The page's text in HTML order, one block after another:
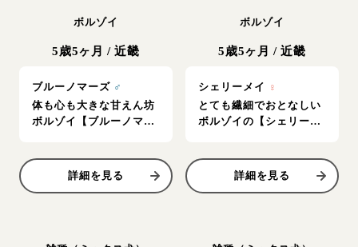
ボルゾイ
5歳5ヶ月 /近畿
ブルーノマーズ ♂
体も心も大きな甘えん坊
ボルゾイ【ブルーノマー
詳細を見る
ボルゾイ
5歳5ヶ月 /近畿
シェリーメイ ♀
とても繊細でおとなしい
ボルゾイの【シェリーメ
詳細を見る